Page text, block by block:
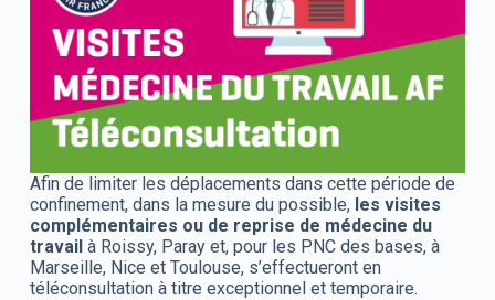
Afin de limiter les déplacements dans cette période de
confinement, dans la mesure du possible, les visites
complémentaires ou de reprise de médecine du
travailà Roissy, Paray et, pour les PNC des bases, à
Marseille, Nice et Toulouse, s’effectueront en
téléconsultation à titre exceptionnel et temporaire.